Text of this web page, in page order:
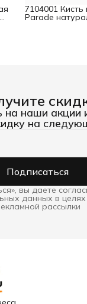
7104001 Кисть
Parade
наши акции
на
Подписаться
вы даете
данных в
рассылки